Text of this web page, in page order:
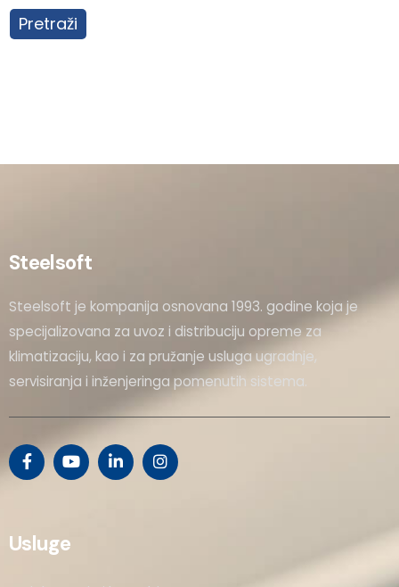
Pretraži
Steelsoft
Steelsoft je kompanija osnovana 1993. godine koja je
specijalizovana za uvoz i distribuciju opreme za
klimatizaciju, kao i za pružanje usluga ugradnje,
servisiranja i inženjeringa pomenutih sistema.
Usluge